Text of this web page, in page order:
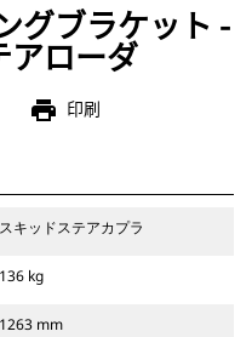
グブラケット -
アローダ
print 印刷
スキッドステアカプラ
136 kg
1263 mm